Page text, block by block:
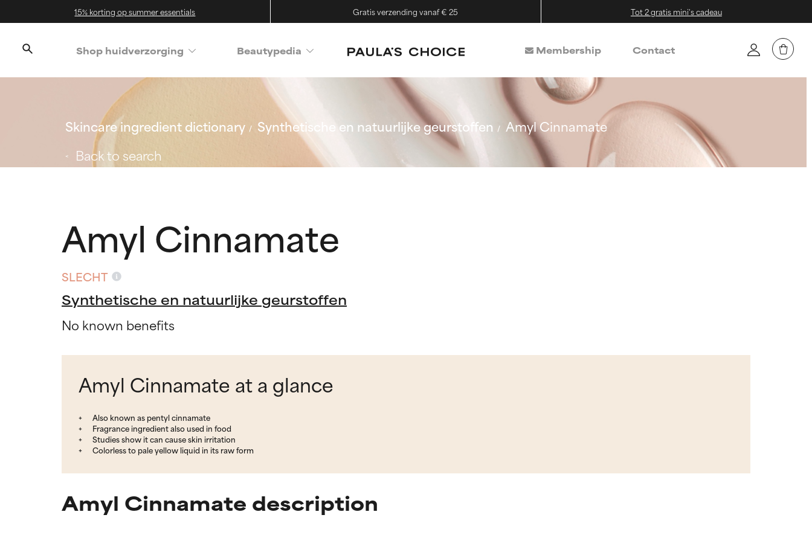
15% korting op summer essentials Gratis verzending vanaf € 25 Tot 2 gratis mini's cadeau
Shop huidverzorging Beautypedia Membership Contact
Skincare ingredient dictionary Synthetische en natuurlijke geurstoffen
Amyl Cinnamate
Back to search
Amyl Cinnamate
SLECHT
Synthetische en natuurlijke geurstoffen
No known benefits
Amyl Cinnamate at a glance
Also known as pentyl cinnamate
Fragrance ingredient also used in food
Studies show it can cause skin irritation
Colorless to pale yellow liquid in its raw form
Amyl Cinnamate description